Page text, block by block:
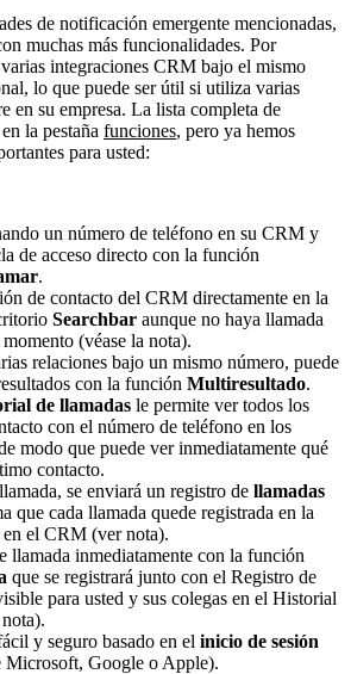
de notificación emergente mencionadas,
muchas más funcionalidades. Por
integraciones CRM bajo el mismo
lo que puede ser útil si utiliza varias
en su empresa. La lista completa de
la pestaña funciones, pero ya hemos
para usted:
un número de teléfono en su CRM y
de acceso directo con la función
.
de contacto del CRM directamente en la
Searchbar aunque no haya llamada
(véase la nota).
relaciones bajo un mismo número, puede
con la función Multiresultado.
de llamadas le permite ver todos los
con el número de teléfono en los
modo que puede ver inmediatamente qué
contacto.
se enviará un registro de llamadas
que cada llamada quede registrada en la
el CRM (ver nota).
llamada inmediatamente con la función
que se registrará junto con el Registro de
para usted y sus colegas en el Historial
y seguro basado en el inicio de sesión
Microsoft, Google o Apple).